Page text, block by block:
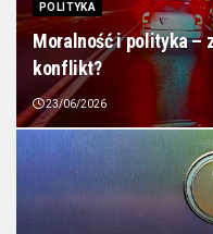
POLITYKA
Moralność i polityka –
konflikt?
23/06/2026